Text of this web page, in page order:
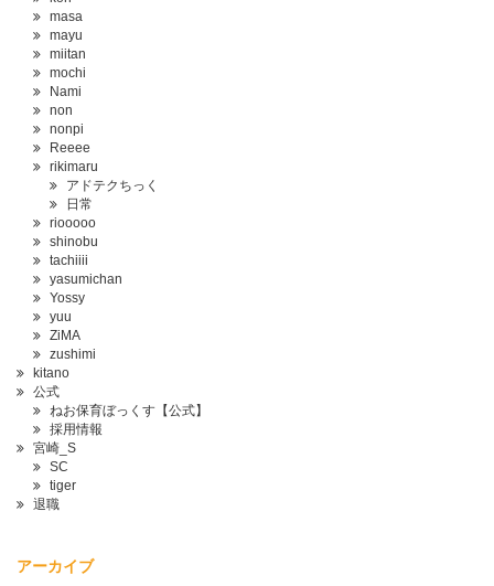
masa
mayu
miitan
mochi
Nami
non
nonpi
Reeee
rikimaru
アドテクちっく
日常
riooooo
shinobu
tachiiii
yasumichan
Yossy
yuu
ZiMA
zushimi
kitano
公式
ねお保育ぼっくす【公式】
採用情報
宮崎_S
SC
tiger
退職
アーカイブ